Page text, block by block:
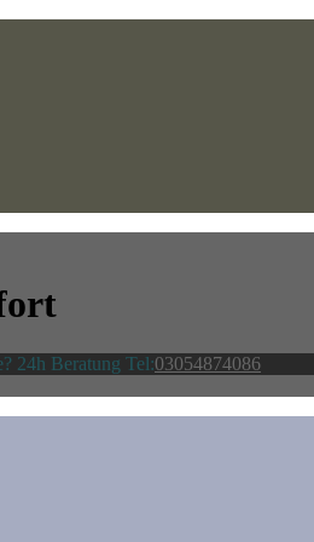
24h Beratung Tel:03054874086